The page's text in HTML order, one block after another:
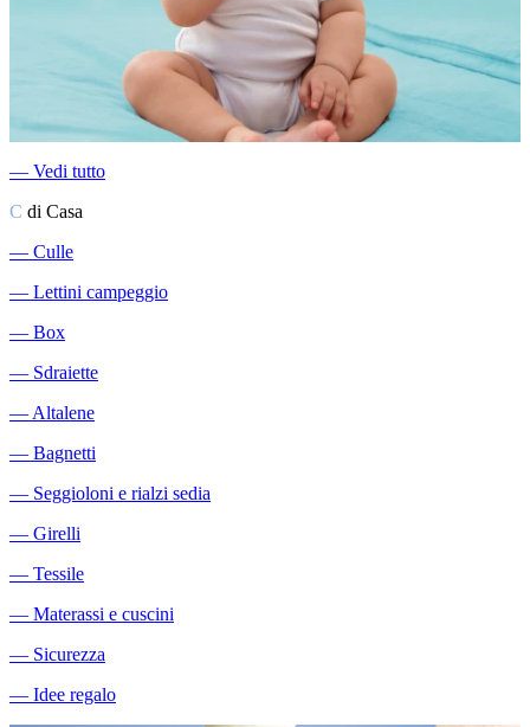
― Vedi tutto
C di Casa
― Culle
― Lettini campeggio
― Box
― Sdraiette
―Altalene
― Bagnetti
― Seggioloni e rialzi sedia
― Girelli
― Tessile
― Materassi e cuscini
― Sicurezza
― Idee regalo